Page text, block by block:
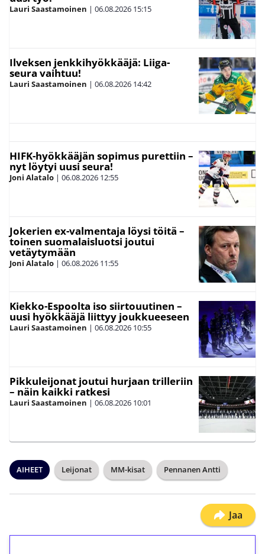
Lauri Saastamoinen | 06.08.2026 15:15
Ilveksen jenkkihyökkääjä: Liiga-
seura vaihtuu!
Lauri Saastamoinen | 06.08.2026 14:42
HIFK-hyökkääjän sopimus purettiin –
nyt löytyi uusi seura!
Joni Alatalo | 06.08.2026 12:55
Jokerien ex-valmentaja löysi töitä –
toinen suomalaisluotsi joutui
vetäytymään
Joni Alatalo | 06.08.2026 11:55
Kiekko-Espoolta iso siirtouutinen –
uusi hyökkääjä liittyy joukkueeseen
Lauri Saastamoinen | 06.08.2026 10:55
Pikkuleijonat joutui hurjaan trilleriin
– näin kaikki ratkesi
Lauri Saastamoinen | 06.08.2026 10:01
AIHEET Leijonat MM-kisat Pennanen Antti
Jaa